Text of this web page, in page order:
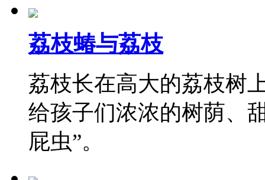
荔枝蝽与荔枝
荔枝长在高大的荔枝树
给孩子们浓浓的树荫、
屁虫”。